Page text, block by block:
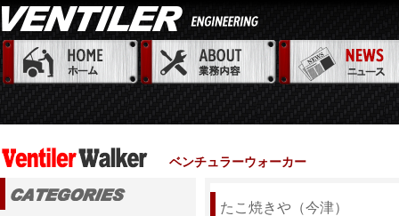
ベンチュラーウォーカー
たこ焼きや（今津）